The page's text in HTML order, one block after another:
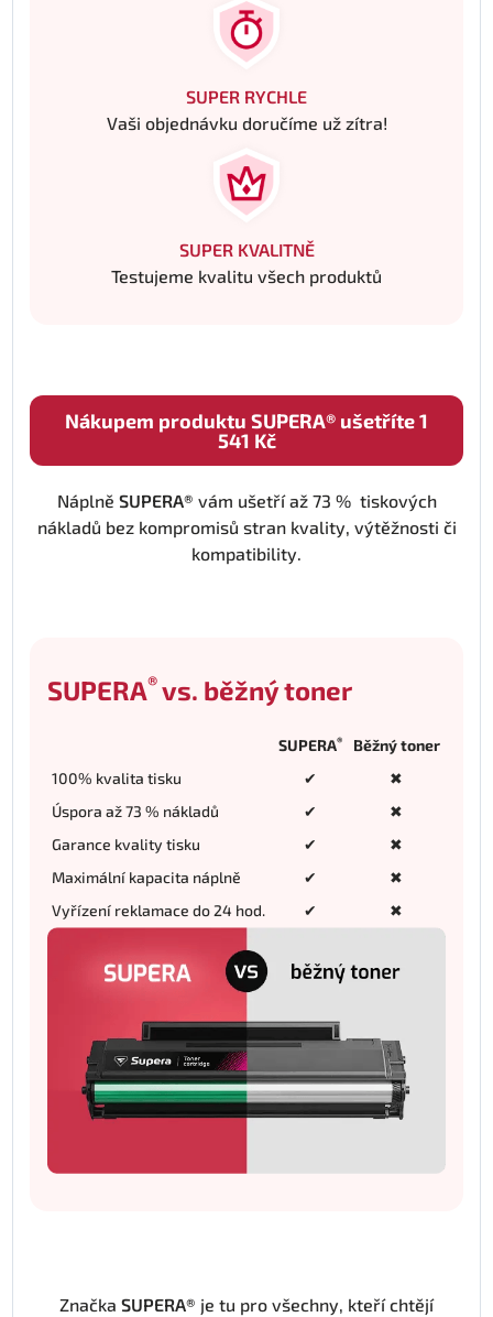
SUPER RYCHLE
Vaši objednávku doručíme už zítra!
SUPER KVALITNĚ
Testujeme kvalitu všech produktů
Nákupem produktu SUPERA® ušetříte 1
541 Kč
Náplně SUPERA® vám ušetří až 73 % tiskových
nákladů bez kompromisů stran kvality, výtěžnosti či
kompatibility.
SUPERA®vs. běžný toner
SUPERA®
Běžný toner
100% kvalita tisku
✔
✖
Úspora až 73 % nákladů
✔
✖
Garance kvality tisku
✔
✖
Maximální kapacita náplně
✔
✖
Vyřízení reklamace do 24 hod.
✔ ✖
Značka SUPERA® je tu pro všechny, kteří chtějí